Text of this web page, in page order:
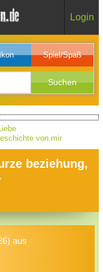
Login
Spiel/Spaß
von mir
beziehung,
aus